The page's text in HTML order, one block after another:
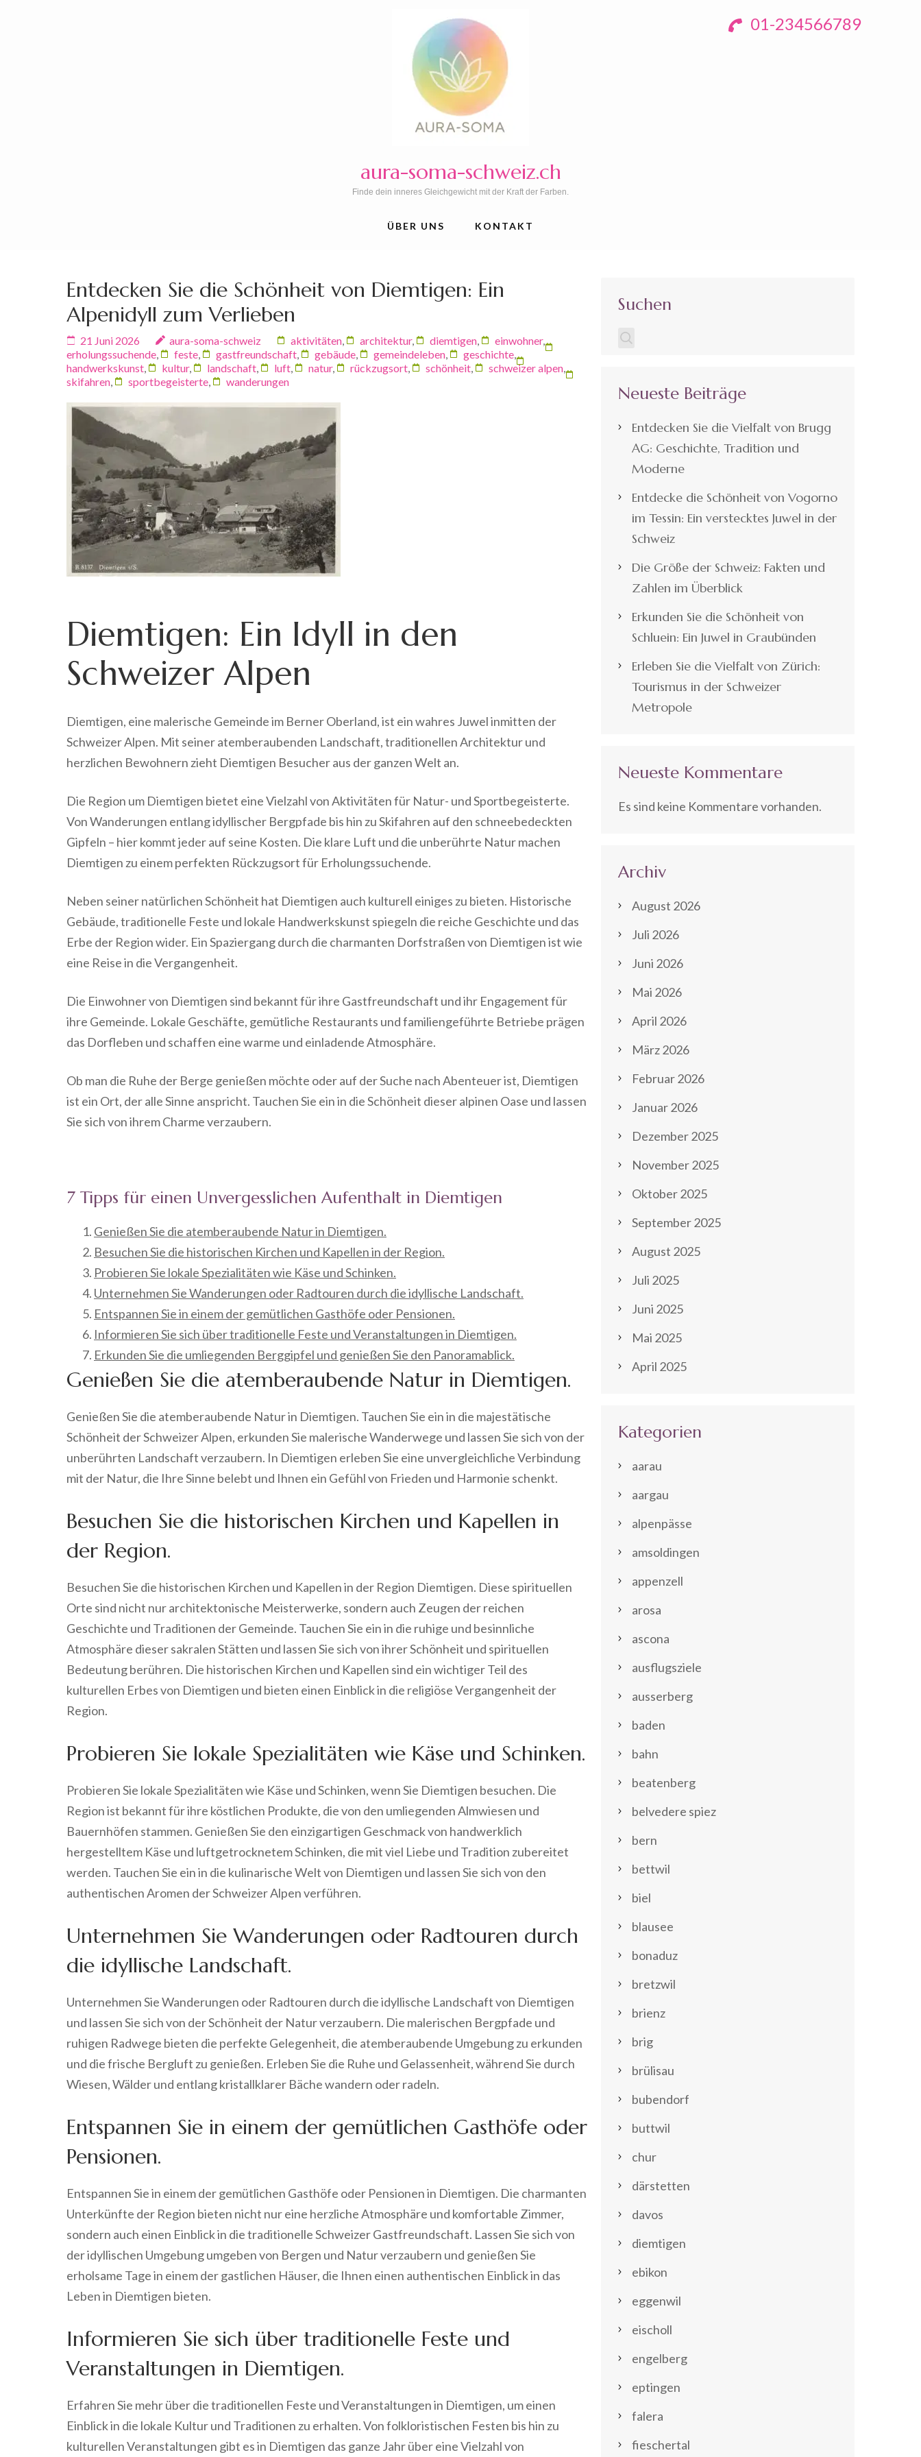
01-234566789
aura-soma-schweiz.ch
Finde dein inneres Gleichgewicht mit der Kraft der Farben.
ÜBER UNS KONTAKT
Entdecken Sie die Schönheit von Diemtigen: Ein
Alpenidyll zum Verlieben
21 Juni 2026 aura-soma-schweiz aktivitäten architektur, diemtigen einwohner,
erholungssuchende
feste gastfreundschaft gebäude gemeindeleben geschichte
handwerkskunst
kultur, landschaft luft natur, rückzugsort schönheit schweizer alpen
skifahren
sportbegeisterte wanderungen
Diemtigen: Ein Idyll in den
Schweizer Alpen
Diemtigen, eine malerische Gemeinde im Berner Oberland, ist ein wahres Juwel inmitten der
Schweizer Alpen. Mit seiner atemberaubenden Landschaft, traditionellen Architektur und
herzlichen Bewohnern zieht Diemtigen Besucher aus der ganzen Welt an.
Die Region um Diemtigen bietet eine Vielzahl von Aktivitäten für Natur- und Sportbegeisterte.
Von Wanderungen entlang idyllischer Bergpfade bis hin zu Skifahren auf den schneebedeckten
Gipfeln – hier kommt jeder auf seine Kosten. Die klare Luft und die unberührte Natur machen
Diemtigen zu einem perfekten Rückzugsort für Erholungssuchende.
Neben seiner natürlichen Schönheit hat Diemtigen auch kulturell einiges zu bieten. Historische
Gebäude, traditionelle Feste und lokale Handwerkskunst spiegeln die reiche Geschichte und das
Erbe der Region wider. Ein Spaziergang durch die charmanten Dorfstraßen von Diemtigen ist wie
eine Reise in die Vergangenheit.
Die Einwohner von Diemtigen sind bekannt für ihre Gastfreundschaft und ihr Engagement für
ihre Gemeinde. Lokale Geschäfte, gemütliche Restaurants und familiengeführte Betriebe prägen
das Dorfleben und schaffen eine warme und einladende Atmosphäre.
Ob man die Ruhe der Berge genießen möchte oder auf der Suche nach Abenteuer ist, Diemtigen
ist ein Ort, der alle Sinne anspricht. Tauchen Sie ein in die Schönheit dieser alpinen Oase und lassen
Sie sich von ihrem Charme verzaubern.
7 Tipps für einen Unvergesslichen Aufenthalt in Diemtigen
Genießen Sie die atemberaubende Natur in Diemtigen.
Besuchen Sie die historischen Kirchen und Kapellen in der Region.
Probieren Sie lokale Spezialitäten wie Käse und Schinken.
Unternehmen Sie Wanderungen oder Radtouren durch die idyllische Landschaft.
Entspannen Sie in einem der gemütlichen Gasthöfe oder Pensionen.
Informieren Sie sich über traditionelle Feste und Veranstaltungen in Diemtigen.
Erkunden Sie die umliegenden Berggipfel und genießen Sie den Panoramablick.
Genießen Sie die atemberaubende Natur in Diemtigen.
Genießen Sie die atemberaubende Natur in Diemtigen. Tauchen Sie ein in die majestätische
Schönheit der Schweizer Alpen, erkunden Sie malerische Wanderwege und lassen Sie sich von der
unberührten Landschaft verzaubern. In Diemtigen erleben Sie eine unvergleichliche Verbindung
mit der Natur, die Ihre Sinne belebt und Ihnen ein Gefühl von Frieden und Harmonie schenkt.
Besuchen Sie die historischen Kirchen und Kapellen in
der Region.
Besuchen Sie die historischen Kirchen und Kapellen in der Region Diemtigen. Diese spirituellen
Orte sind nicht nur architektonische Meisterwerke, sondern auch Zeugen der reichen
Geschichte und Traditionen der Gemeinde. Tauchen Sie ein in die ruhige und besinnliche
Atmosphäre dieser sakralen Stätten und lassen Sie sich von ihrer Schönheit und spirituellen
Bedeutung berühren. Die historischen Kirchen und Kapellen sind ein wichtiger Teil des
kulturellen Erbes von Diemtigen und bieten einen Einblick in die religiöse Vergangenheit der
Region.
Probieren Sie lokale Spezialitäten wie Käse und Schinken.
Probieren Sie lokale Spezialitäten wie Käse und Schinken, wenn Sie Diemtigen besuchen. Die
Region ist bekannt für ihre köstlichen Produkte, die von den umliegenden Almwiesen und
Bauernhöfen stammen. Genießen Sie den einzigartigen Geschmack von handwerklich
hergestelltem Käse und luftgetrocknetem Schinken, die mit viel Liebe und Tradition zubereitet
werden. Tauchen Sie ein in die kulinarische Welt von Diemtigen und lassen Sie sich von den
authentischen Aromen der Schweizer Alpen verführen.
Unternehmen Sie Wanderungen oder Radtouren durch
die idyllische Landschaft.
Unternehmen Sie Wanderungen oder Radtouren durch die idyllische Landschaft von Diemtigen
und lassen Sie sich von der Schönheit der Natur verzaubern. Die malerischen Bergpfade und
ruhigen Radwege bieten die perfekte Gelegenheit, die atemberaubende Umgebung zu erkunden
und die frische Bergluft zu genießen. Erleben Sie die Ruhe und Gelassenheit, während Sie durch
Wiesen, Wälder und entlang kristallklarer Bäche wandern oder radeln.
Entspannen Sie in einem der gemütlichen Gasthöfe oder
Pensionen.
Entspannen Sie in einem der gemütlichen Gasthöfe oder Pensionen in Diemtigen. Die charmanten
Unterkünfte der Region bieten nicht nur eine herzliche Atmosphäre und komfortable Zimmer,
sondern auch einen Einblick in die traditionelle Schweizer Gastfreundschaft. Lassen Sie sich von
der idyllischen Umgebung umgeben von Bergen und Natur verzaubern und genießen Sie
erholsame Tage in einem der gastlichen Häuser, die Ihnen einen authentischen Einblick in das
Leben in Diemtigen bieten.
Informieren Sie sich über traditionelle Feste und
Veranstaltungen in Diemtigen.
Erfahren Sie mehr über die traditionellen Feste und Veranstaltungen in Diemtigen, um einen
Einblick in die lokale Kultur und Traditionen zu erhalten. Von folkloristischen Festen bis hin zu
kulturellen Veranstaltungen gibt es in Diemtigen das ganze Jahr über eine Vielzahl von
Suchen
Neueste Beiträge
Entdecken Sie die Vielfalt von Brugg
AG: Geschichte, Tradition und
Moderne
Entdecke die Schönheit von Vogorno
im Tessin: Ein verstecktes Juwel in der
Schweiz
Die Größe der Schweiz: Fakten und
Zahlen im Überblick
Erkunden Sie die Schönheit von
Schluein: Ein Juwel in Graubünden
Erleben Sie die Vielfalt von Zürich:
Tourismus in der Schweizer
Metropole
Neueste Kommentare
Es sind keine Kommentare vorhanden.
Archiv
August 2026
Juli 2026
Juni 2026
Mai 2026
April 2026
März 2026
Februar 2026
Januar 2026
Dezember 2025
November 2025
Oktober 2025
September 2025
August 2025
Juli 2025
Juni 2025
Mai 2025
April 2025
Kategorien
aarau
aargau
alpenpässe
amsoldingen
appenzell
arosa
ascona
ausflugsziele
ausserberg
baden
bahn
beatenberg
belvedere spiez
bern
bettwil
biel
blausee
bonaduz
bretzwil
brienz
brig
brülisau
bubendorf
buttwil
chur
därstetten
davos
diemtigen
ebikon
eggenwil
eischoll
engelberg
eptingen
falera
fieschertal